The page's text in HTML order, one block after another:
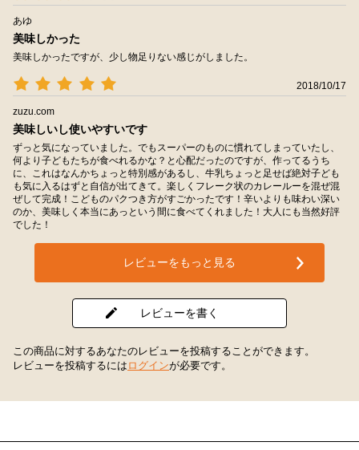
あゆ
美味しかった
美味しかったですが、少し物足りない感じがしました。
2018/10/17
zuzu.com
美味しいし使いやすいです
ずっと気になっていました。でもスーパーのものに慣れてしまっていたし、
何より子どもたちが食べれるかな？と心配だったのですが、作ってるうち
に、これはなんかちょっと特別感があるし、牛乳ちょっと足せば絶対子ども
も気に入るはずと自信が出てきて。楽しくフレーク状のカレールーを混ぜ混
ぜして完成！こどものパクつき方がすごかったです！辛いよりも味わい深い
のか、美味しく本当にあっという間に食べてくれました！大人にも当然好評
でした！
レビューをもっと見る
レビューを書く
この商品に対するあなたのレビューを投稿することができます。
レビューを投稿するには ログインが必要です。